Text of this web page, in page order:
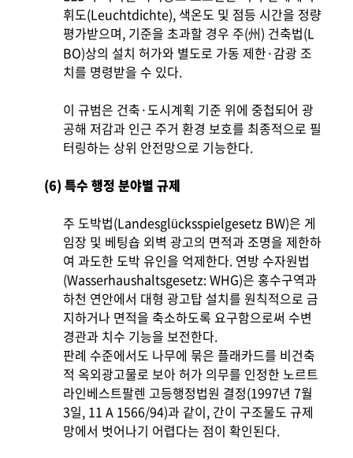
휘도(Leuchtdichte), 색온도 및 점등 시간을 정량
평가받으며, 기준을 초과할 경우 주(州) 건축법(L
BO)상의 설치 허가와 별도로 가동 제한·감광 조
치를 명령받을 수 있다.
이 규범은 건축·도시계획 기준 위에 중첩되어 광
공해 저감과 인근 주거 환경 보호를 최종적으로 필
터링하는 상위 안전망으로 기능한다.
(6) 특수 행정 분야별 규제
주 도박법(Landesglücksspielgesetz BW)은 게
임장 및 베팅숍 외벽 광고의 면적과 조명을 제한하
여 과도한 도박 유인을 억제한다. 연방 수자원법
(Wasserhaushaltsgesetz: WHG)은 홍수구역과
하천 연안에서 대형 광고탑 설치를 원칙적으로 금
지하거나 면적을 축소하도록 요구함으로써 수변
경관과 치수 기능을 보전한다.
판례 수준에서도 나무에 묶은 플래카드를 비건축
적 옥외광고물로 보아 허가 의무를 인정한 노르트
라인베스트팔렌 고등행정법원 결정(1997년 7월
3일, 11 A 1566/94)과 같이, 간이 구조물도 규제
망에서 벗어나기 어렵다는 점이 확인된다.